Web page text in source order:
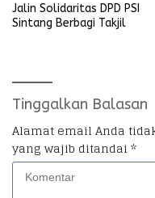
Jalin Solidaritas DPD PSI
Sintang Berbagi Takjil
Tinggalkan Balasan
Alamat email Anda
yang wajib ditandai *